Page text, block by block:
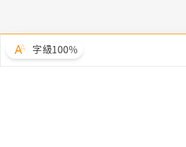
字級100％